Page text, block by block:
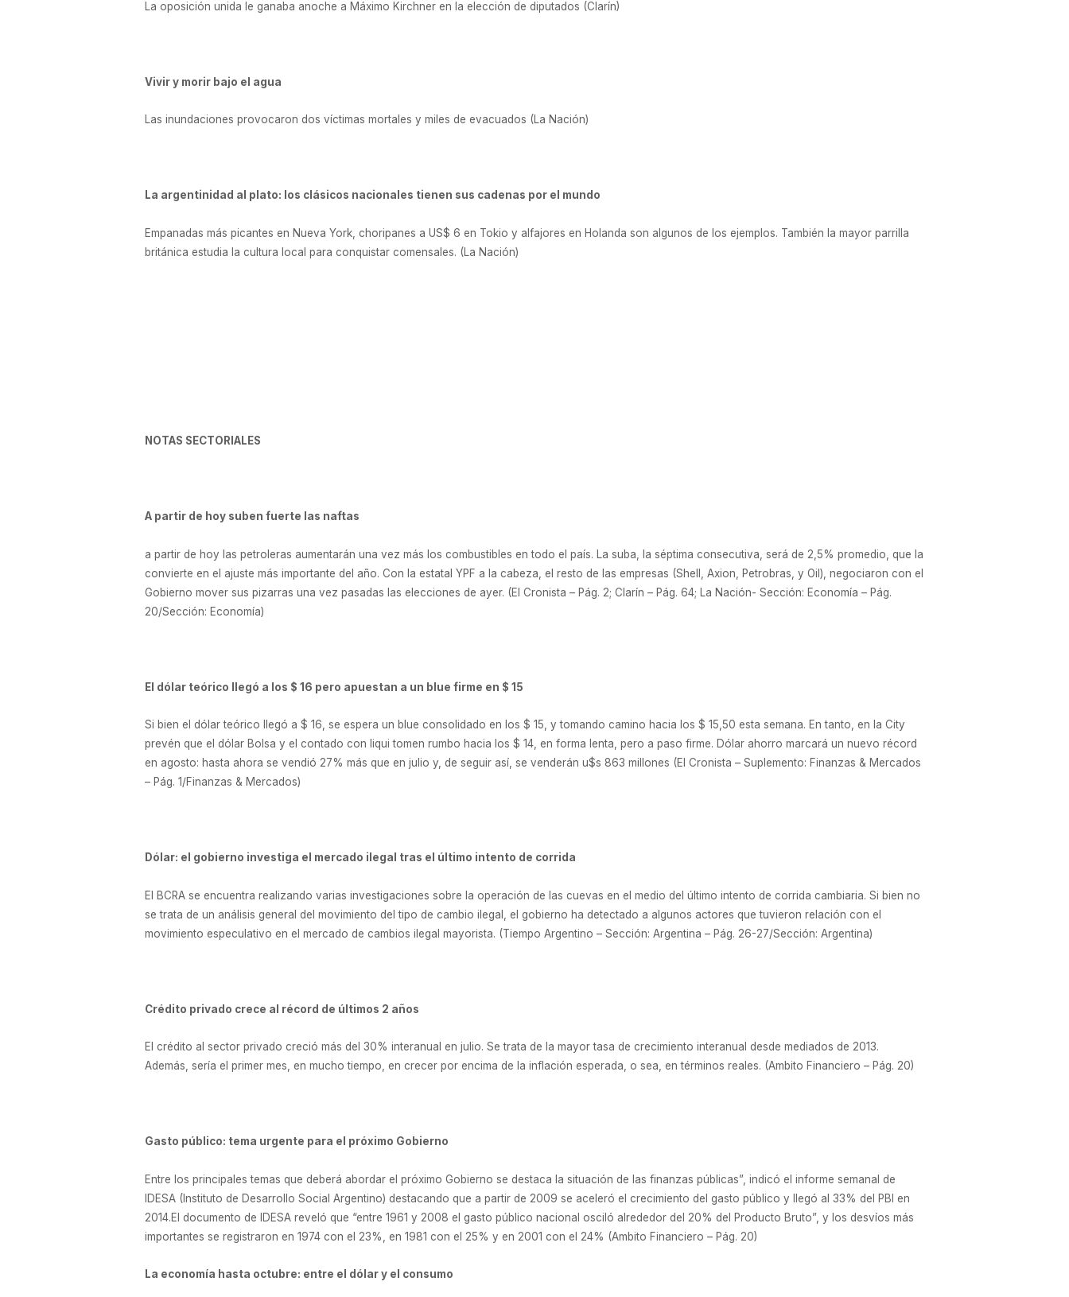
La oposición unida le ganaba anoche a Máximo Kirchner en la elección de diputados (Clarín)
Vivir y morir bajo el agua
Las inundaciones provocaron dos víctimas mortales y miles de evacuados (La Nación)
La argentinidad al plato: los clásicos nacionales tienen sus cadenas por el mundo
Empanadas más picantes en Nueva York, choripanes a US$ 6 en Tokio y alfajores en Holanda son algunos de los ejemplos. También la mayor parrilla
británica estudia la cultura local para conquistar comensales. (La Nación)
NOTAS SECTORIALES
A partir de hoy suben fuerte las naftas
a partir de hoy las petroleras aumentarán una vez más los combustibles en todo el país. La suba, la séptima consecutiva, será de 2,5% promedio, que la
convierte en el ajuste más importante del año. Con la estatal YPF a la cabeza, el resto de las empresas (Shell, Axion, Petrobras, y Oil), negociaron con el
Gobierno mover sus pizarras una vez pasadas las elecciones de ayer. (El Cronista – Pág. 2; Clarín – Pág. 64; La Nación- Sección: Economía – Pág.
20/Sección: Economía)
El dólar teórico llegó a los $ 16 pero apuestan a un blue firme en $ 15
Si bien el dólar teórico llegó a $ 16, se espera un blue consolidado en los $ 15, y tomando camino hacia los $ 15,50 esta semana. En tanto, en la City
prevén que el dólar Bolsa y el contado con liqui tomen rumbo hacia los $ 14, en forma lenta, pero a paso firme. Dólar ahorro marcará un nuevo récord
en agosto: hasta ahora se vendió 27% más que en julio y, de seguir así, se venderán u$s 863 millones (El Cronista – Suplemento: Finanzas & Mercados
– Pág. 1/Finanzas & Mercados)
Dólar: el gobierno investiga el mercado ilegal tras el último intento de corrida
El BCRA se encuentra realizando varias investigaciones sobre la operación de las cuevas en el medio del último intento de corrida cambiaria. Si bien no
se trata de un análisis general del movimiento del tipo de cambio ilegal, el gobierno ha detectado a algunos actores que tuvieron relación con el
movimiento especulativo en el mercado de cambios ilegal mayorista. (Tiempo Argentino – Sección: Argentina – Pág. 26-27/Sección: Argentina)
Crédito privado crece al récord de últimos 2 años
El crédito al sector privado creció más del 30% interanual en julio. Se trata de la mayor tasa de crecimiento interanual desde mediados de 2013.
Además, sería el primer mes, en mucho tiempo, en crecer por encima de la inflación esperada, o sea, en términos reales. (Ambito Financiero – Pág. 20)
Gasto público: tema urgente para el próximo Gobierno
Entre los principales temas que deberá abordar el próximo Gobierno se destaca la situación de las finanzas públicas”, indicó el informe semanal de
IDESA (Instituto de Desarrollo Social Argentino) destacando que a partir de 2009 se aceleró el crecimiento del gasto público y llegó al 33% del PBI en
2014.El documento de IDESA reveló que “entre 1961 y 2008 el gasto público nacional osciló alrededor del 20% del Producto Bruto”, y los desvíos más
importantes se registraron en 1974 con el 23%, en 1981 con el 25% y en 2001 con el 24% (Ambito Financiero – Pág. 20)
La economía hasta octubre: entre el dólar y el consumo